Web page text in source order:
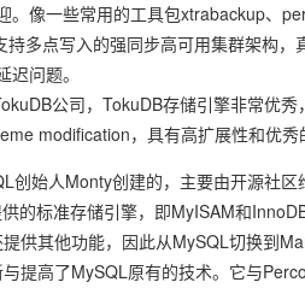
。像一些常用的工具包xtrabackup、
多点写入的强同步高可用集群架构
问题。
公司，TokuDB存储引擎非常优
modification，具有高扩展性和优秀
创始人Monty创建的，主要由开源社
的标准存储引擎，即MyISAM和
供其他功能，因此从MySQL切换到
提高了MySQL原有的技术。它与